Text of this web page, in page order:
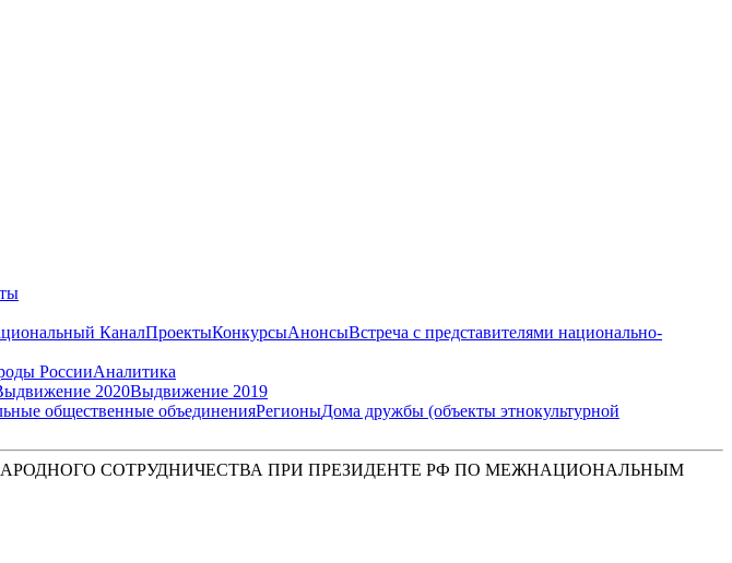
КаналПроектыКонкурсыАнонсыВстреча с представителями национально-
РоссииАналитика
2020Выдвижение 2019
общественные объединенияРегионыДома дружбы (объекты этнокультурной
СОТРУДНИЧЕСТВА ПРИ ПРЕЗИДЕНТЕ РФ ПО МЕЖНАЦИОНАЛЬНЫМ